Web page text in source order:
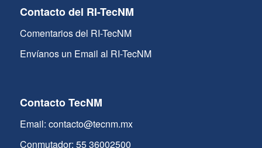
Contacto del RI-TecNM
Comentarios del RI-TecNM
Envíanos un Email al RI-TecNM
Contacto TecNM
Email: contacto@tecnm.mx
Conmutador: 55 36002500